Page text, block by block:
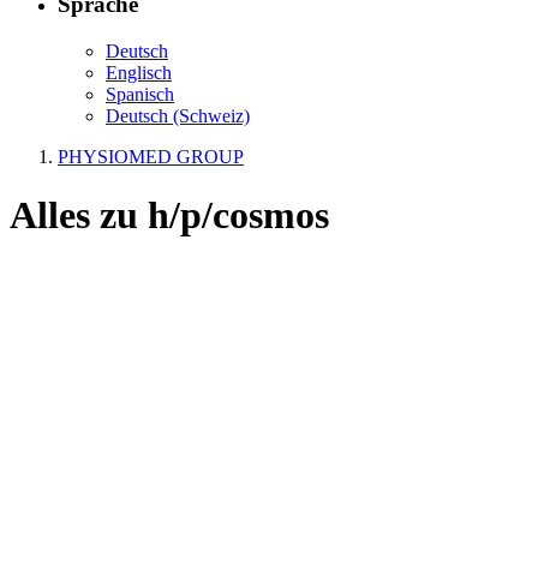
Deutsch
Englisch
Spanisch
Deutsch (Schweiz)
PHYSIOMED GROUP
Alles zu h/p/cosmos